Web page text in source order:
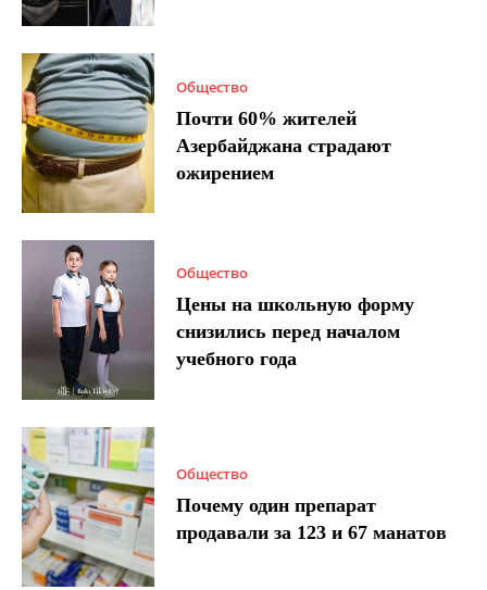
Общество
Почти 60% жителей
Азербайджана страдают
ожирением
Общество
Цены на школьную форму
снизились перед началом
учебного года
Общество
Почему один препарат
продавали за 123 и 67 манатов